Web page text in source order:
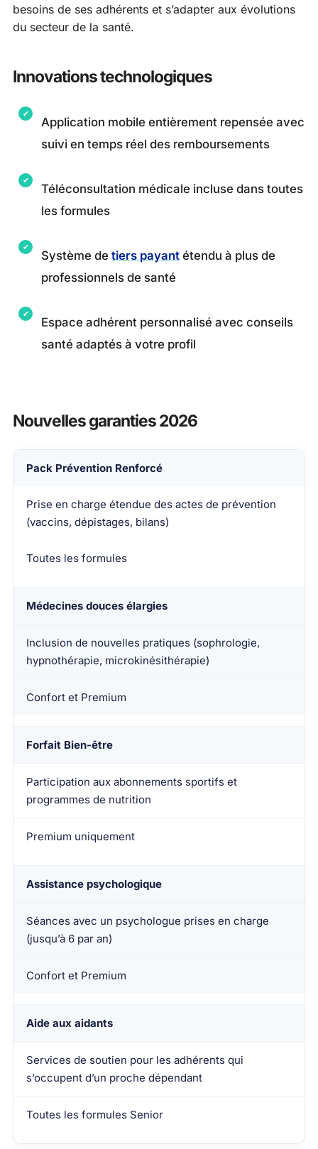
besoins de ses adhérents et s’adapter aux évolutions
du secteur de la santé.
Innovations technologiques
Application mobile entièrement repensée avec
suivi en temps réel des remboursements
Téléconsultation médicale incluse dans toutes
les formules
Système de tiers payant étendu à plus de
professionnels de santé
Espace adhérent personnalisé avec conseils
santé adaptés à votre profil
Nouvelles garanties 2026
Nouvelle garantie
Description
Pack Prévention Renforcé
Prise en charge étendue des actes de prévention
(vaccins, dépistages, bilans)
Toutes les formules
Médecines douces élargies
Inclusion de nouvelles pratiques (sophrologie,
hypnothérapie, microkinésithérapie)
Confort et Premium
Forfait Bien-être
Participation aux abonnements sportifs et
programmes de nutrition
Premium uniquement
Assistance psychologique
Séances avec un psychologue prises en charge
(jusqu’à 6 par an)
Confort et Premium
Aide aux aidants
Services de soutien pour les adhérents qui
s’occupent d’un proche dépendant
Toutes les formules Senior